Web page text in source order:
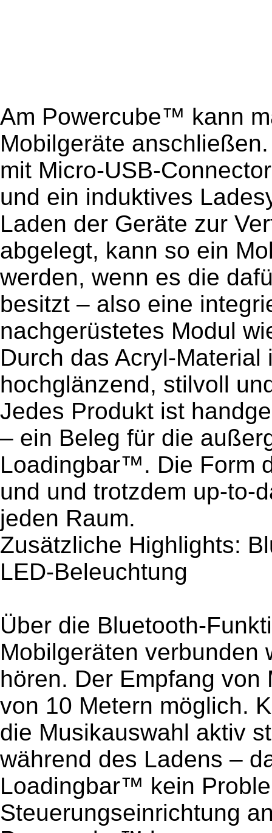
Am Powercube™ kann
Mobilgeräte
mit Micro-USB-
und ein induktives
Laden der Geräte zur
abgelegt, kann so ein
werden, wenn es die
besitzt – also eine
nachgerüstetes Modul
Durch das Acryl-
hochglänzend, stilvoll
Jedes Produkt ist
– ein Beleg für die
Loadingbar™. Die Form
und und trotzdem up-to-
jeden Raum.
Zusätzliche Highlights:
LED-Beleuchtung
Über die Bluetooth-
Mobilgeräten verbunden
hören. Der Empfang
von 10 Metern möglich.
die Musikauswahl aktiv
während des Ladens –
Loadingbar™ kein
Steuerungseinrichtung